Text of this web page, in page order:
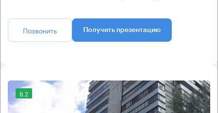
Позвонить Получить презентацию
8.2